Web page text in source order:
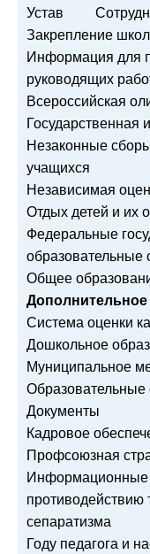
Устав
Закрепление
Информация для
руководящих
Всероссийская
Государственная
Незаконные
учащихся
Независимая
Отдых детей и их
Федеральные
образовательные
Общее
Система оценки
Дошкольное
Муниципальное
Образовательные
Документы
Кадровое
Профсоюзная
противодействию
сепаратизма
Году педагога и